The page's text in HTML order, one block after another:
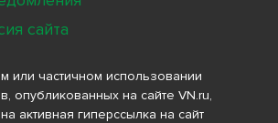
или частичном использовании
опубликованных на сайте VN.ru,
активная гиперссылка на сайт
сайта